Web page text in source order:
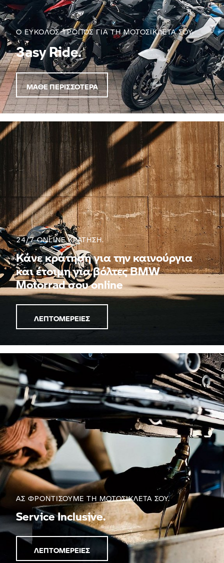
Ο ΕΎΚΟΛΟΣ ΤΡΌΠΟΣ ΓΙΑ ΤΗ ΜΟΤΟΣΙΚΛΈΤΑ ΣΟΥ.
3asy Ride.
ΜΆΘΕ ΠΕΡΙΣΣΌΤΕΡΑ
24/7 ONLINE ΚΡΑΤΗΣΗ.
Κάνε κράτηση για την καινούργια
και έτοιμη για βόλτες BMW
Motorrad σου online
ΛΕΠΤΟΜΈΡΕΙΕΣ
ΑΣ ΦΡΟΝΤΊΣΟΥΜΕ ΤΗ ΜΟΤΟΣΙΚΛΈΤΑ ΣΟΥ.
Service Inclusive.
ΛΕΠΤΟΜΈΡΕΙΕΣ